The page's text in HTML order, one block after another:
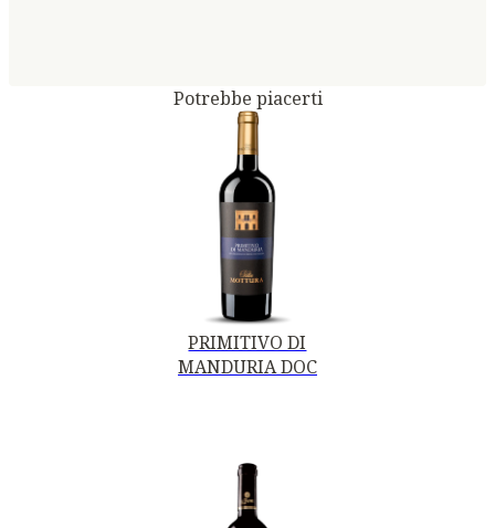
Potrebbe piacerti
PRIMITIVO DI
MANDURIA DOC